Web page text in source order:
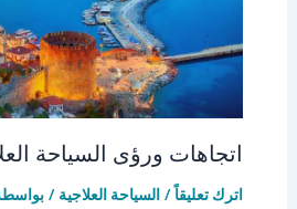
اتجاهات ورؤى السياحة
اترك تعليقاً / السياحة العلاجية /